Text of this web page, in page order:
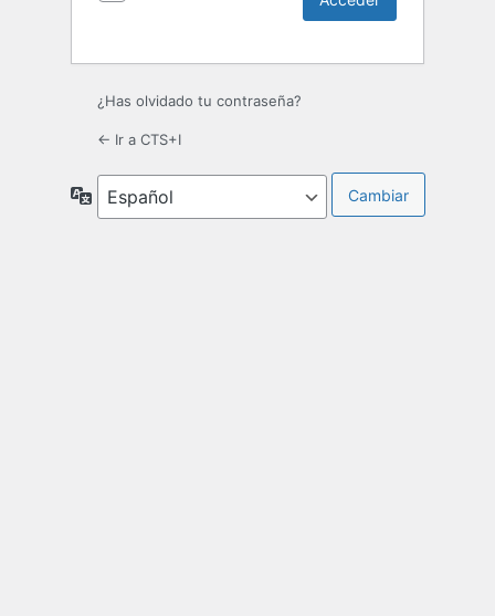
¿Has olvidado tu contraseña?
← Ir a CTS+I
Idioma